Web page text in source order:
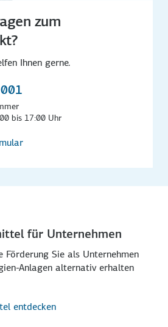
zum
Ihnen gerne.
bis 17:00 Uhr
für Unternehmen
Förderung Sie als Unternehmen
Anlagen alternativ erhalten
entdecken